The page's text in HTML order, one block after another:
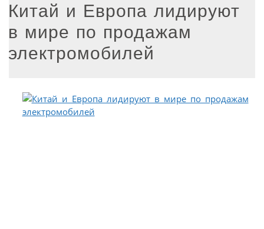
Китай и Европа лидируют
в мире по продажам
электромобилей